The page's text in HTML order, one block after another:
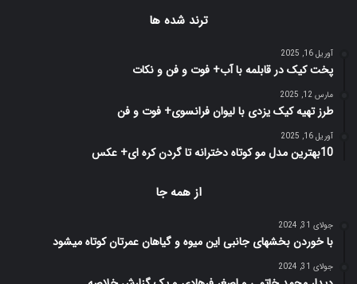
ترند شده ها
آوریل 16, 2025
پخت کیک در قابلمه با آب+ فوت و فن و نکات
مارس 12, 2025
طرز تهیه کیک یزدی با لیوان فرانسوی+ فوت و فن
آوریل 16, 2025
10بهترین مدل مو کوتاه دخترانه تا گردن کره ای+ عکس
از همه جا
جولای 31, 2024
با خوردن بخشهای جانبی این میوه و گیاهان عمرتان کوتاه میشود
جولای 31, 2024